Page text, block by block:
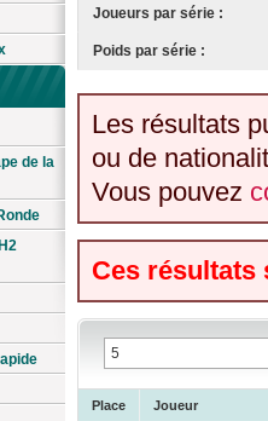
de la
Joueurs par série :
Poids par série :
Les résultats
ou de
Vous pouvez
Ces résultats
Place Joueur